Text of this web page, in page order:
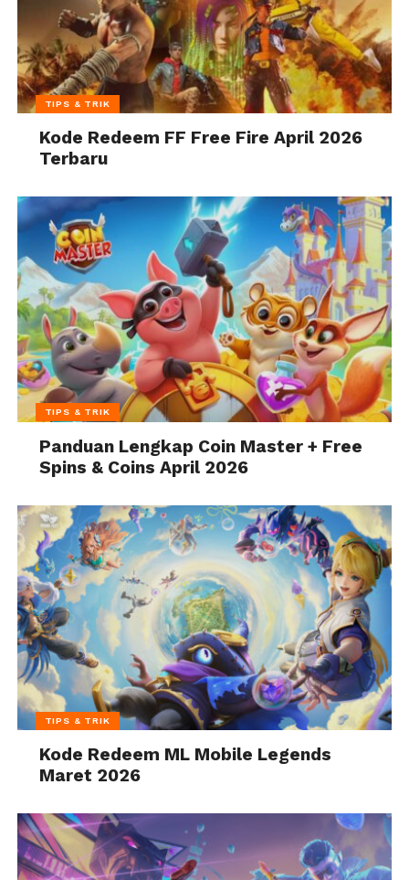
TIPS & TRIK
Kode Redeem FF Free Fire April 2026
Terbaru
TIPS & TRIK
Panduan Lengkap Coin Master + Free
Spins & Coins April 2026
TIPS & TRIK
Kode Redeem ML Mobile Legends
Maret 2026